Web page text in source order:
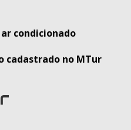
condicionado
cadastrado no MTur